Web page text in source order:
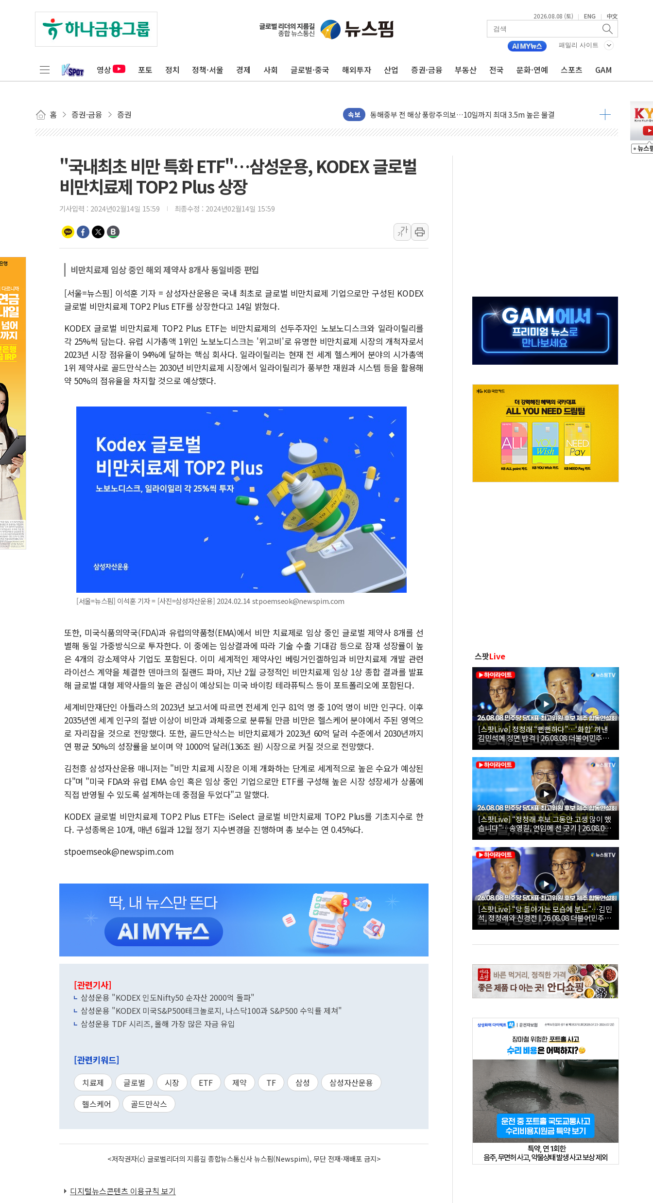
2026.08.08 (토) | ENG | 中文
패밀리 사이트
영상 포토 정치 정책·서울 경제 사회 글로벌·중국 해외투자 산업 증권·금융 부동산 전국 문화·연예 스포츠 GAM
홈 증권·금융 증권 속보
추미애, '위안부' 피해자 기림의 날 참석..."국제적 시민 연대로 목소리 내야"
인천 선재도 갯벌서 해루질 중 실종 60대 나흘만에 숨진 채 발견
'화합' 꺼낸 김민석에 '뻔뻔' 받아친 정청래…제주 연설서 신경전 고조
李대통령, ISA 개편 재검토 지시…與 "적극 환영"·野 "졸속 국정"
연일 폭염에 온열질환 사망 23명…정부, 비상대응기구 가동
中 전방위 아파트 부양, 수도 베이징도 부동산 규제 철폐
동해시, 11~14일 '별똥별 멍' 운영…페르세우스 유성우 관측
강원 중·남부 동해안 시간당 50mm 이상 폭우…호우경보 발효
'호우 특보' 경북 울진 시간당 20~30mm 강한 비...가뭄 해소될 듯
주말 무더위·열대야 지속…내륙 곳곳 소나기
10월 보완수사권 폐지·공소청 출범…피해자들 '범죄 사각지대' 우려
한상협, 업계 개인정보 보안 새판 짠다…'자율규제단체' 타진
"국내최초 비만 특화 ETF"…삼성운용, KODEX 글로벌
비만치료제 TOP2 Plus 상장
기사입력 : 2024년02월14일 15:59 최종수정 : 2024년02월14일 15:59
가
가
비만치료제 임상 중인 해외 제약사 8개사 동일비중 편입
[서울=뉴스핌] 이석훈 기자 = 삼성자산운용은 국내 최초로 글로벌 비만치료제 기업으로만 구성된 KODEX
글로벌 비만치료제 TOP2 Plus ETF를 상장한다고 14일 밝혔다.
KODEX 글로벌 비만치료제 TOP2 Plus ETF는 비만치료제의 선두주자인 노보노디스크와 일라이릴리를
각 25%씩 담는다. 유럽 시가총액 1위인 노보노디스크는 '위고비'로 유명한 비만치료제 시장의 개척자로서
2023년 시장 점유율이 94%에 달하는 핵심 회사다. 일라이릴리는 현재 전 세계 헬스케어 분야의 시가총액
1위 제약사로 골드만삭스는 2030년 비만치료제 시장에서 일라이릴리가 풍부한 재원과 시스템 등을 활용해
약 50%의 점유율을 차지할 것으로 예상했다.
[서울=뉴스핌] 이석훈 기자 = [사진=삼성자산운용] 2024.02.14 stpoemseok@newspim.com
또한, 미국식품의약국(FDA)과 유럽의약품청(EMA)에서 비만 치료제로 임상 중인 글로벌 제약사 8개를 선
별해 동일 가중방식으로 투자한다. 이 중에는 임상결과에 따라 기술 수출 기대감 등으로 잠재 성장률이 높
은 4개의 강소제약사 기업도 포함된다. 이미 세계적인 제약사인 베링거인겔하임과 비만치료제 개발 관련
라이선스 계약을 체결한 덴마크의 질랜드 파마, 지난 2월 긍정적인 비만치료제 임상 1상 종합 결과를 발표
해 글로벌 대형 제약사들의 높은 관심이 예상되는 미국 바이킹 테라퓨틱스 등이 포트폴리오에 포함된다.
세계비만재단인 아틀라스의 2023년 보고서에 따르면 전세계 인구 81억 명 중 10억 명이 비만 인구다. 이후
2035년엔 세계 인구의 절반 이상이 비만과 과체중으로 분류될 만큼 비만은 헬스케어 분야에서 주된 영역으
로 자리잡을 것으로 전망했다. 또한, 골드만삭스는 비만치료제가 2023년 60억 달러 수준에서 2030년까지
연 평균 50%의 성장률을 보이며 약 1000억 달러(136조 원) 시장으로 커질 것으로 전망했다.
김천흥 삼성자산운용 매니저는 "비만 치료제 시장은 이제 개화하는 단계로 세계적으로 높은 수요가 예상된
다"며 "미국 FDA와 유럽 EMA 승인 혹은 임상 중인 기업으로만 ETF를 구성해 높은 시장 성장세가 상품에
직접 반영될 수 있도록 설계하는데 중점을 두었다"고 말했다.
KODEX 글로벌 비만치료제 TOP2 Plus ETF는 iSelect 글로벌 비만치료제 TOP2 Plus를 기초지수로 한
다. 구성종목은 10개, 매년 6월과 12월 정기 지수변경을 진행하며 총 보수는 연 0.45%다.
stpoemseok@newspim.com
[관련기사]
삼성운용 "KODEX 인도Nifty50 순자산 2000억 돌파"
삼성운용 "KODEX 미국S&P500테크놀로지, 나스닥100과 S&P500 수익률 제쳐"
삼성운용 TDF 시리즈, 올해 가장 많은 자금 유입
[관련키워드]
치료제 글로벌 시장 ETF 제약 TF 삼성
삼성자산운용
헬스케어
골드만삭스
<저작권자(c) 글로벌리더의 지름길 종합뉴스통신사 뉴스핌(Newspim), 무단 전재-재배포 금지>
디지털뉴스콘텐츠 이용규칙 보기
스팟Live
[스팟Live] 정청래 “뻔뻔하다”…‘화합’ 꺼낸
김민석에 정면 반격 | 26.08.08 더불어민주당
당대표·최고위원 후보 제주 합동연설회
[스팟Live] “정청래 후보 그동안 고생 많이 했
습니다”…송영길, 연임에 선 긋기 | 26.08.08
더불어민주당 당대표·최고위원 후보 제주 합
동연설회
[스팟Live] “당 돌아가는 모습에 분노”…김민
석, 정청래와 신경전 | 26.08.08 더불어민주당
당대표·최고위원 후보 제주 합동연설회